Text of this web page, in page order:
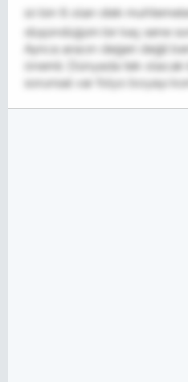
10 bin tl olan stek
düşündüğüm bir kaç sene
Ayrıca aracın değeri değil
önemli. Dünyada tek
sorunsal var folyo boyayı